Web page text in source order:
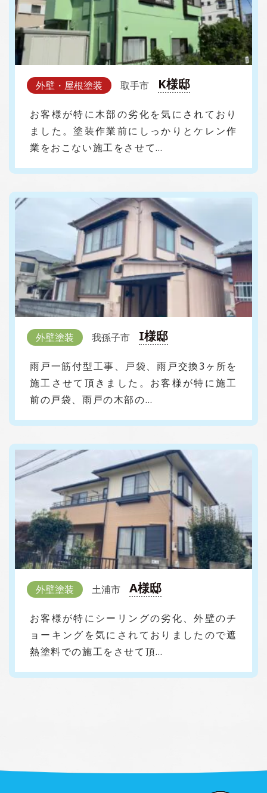
外壁・屋根塗装 取手市 K様邸
お客様が特に木部の劣化を気にされており
ました。塗装作業前にしっかりとケレン作
業をおこない施工をさせて…
外壁塗装 我孫子市 I様邸
雨戸一筋付型工事、戸袋、雨戸交換3ヶ所を
施工させて頂きました。お客様が特に施工
前の戸袋、雨戸の木部の…
外壁塗装 土浦市 A様邸
お客様が特にシーリングの劣化、外壁のチ
ョーキングを気にされておりましたので遮
熱塗料での施工をさせて頂…